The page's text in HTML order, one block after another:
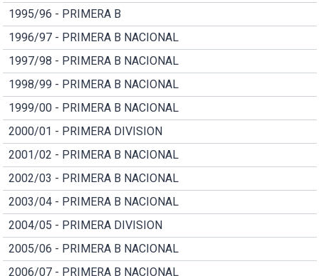
1995/96 - PRIMERA B
1996/97 - PRIMERA B NACIONAL
1997/98 - PRIMERA B NACIONAL
1998/99 - PRIMERA B NACIONAL
1999/00 - PRIMERA B NACIONAL
2000/01 - PRIMERA DIVISION
2001/02 - PRIMERA B NACIONAL
2002/03 - PRIMERA B NACIONAL
2003/04 - PRIMERA B NACIONAL
2004/05 - PRIMERA DIVISION
2005/06 - PRIMERA B NACIONAL
2006/07 - PRIMERA B NACIONAL